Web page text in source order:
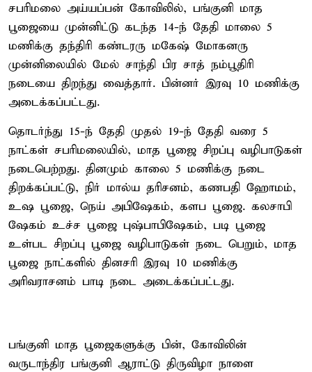
சபரிமலை அய்யப்பன் கோவிலில், பங்குனி மாத
பூஜையை முன்னிட்டு கடந்த 14-ந் தேதி மாலை 5
மணிக்கு தந்திரி கண்டரரு மகேஷ் மோகனரு
முன்னிலையில் மேல் சாந்தி பிர சாத் நம்பூதிரி
நடையை திறந்து வைத்தார். பின்னர் இரவு 10 மணிக்கு
அடைக்கப்பட்டது.
தொடர்ந்து 15-ந் தேதி முதல் 19-ந் தேதி வரை 5
நாட்கள் சபரிமலையில், மாத பூஜை சிறப்பு வழிபாடுகள்
நடைபெற்றது. தினமும் காலை 5 மணிக்கு நடை
திறக்கப்பட்டு, நிர் மால்ய தரிசனம், கணபதி ஹோமம்,
உஷ பூஜை, நெய் அபிஷேகம், களப பூஜை. கலசாபி
ஷேகம் உச்ச பூஜை புஷ்பாபிஷேகம், படி பூஜை
உள்பட சிறப்பு பூஜை வழிபாடுகள் நடை பெறும், மாத
பூஜை நாட்களில் தினசரி இரவு 10 மணிக்கு
அரிவராசனம் பாடி நடை அடைக்கப்பட்டது.
பங்குனி மாத பூஜைகளுக்கு பின், கோவிலின்
வருடாந்திர பங்குனி ஆராட்டு திருவிழா நாளை